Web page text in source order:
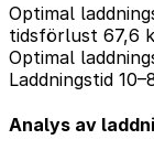
Optimal
tidsförlust 67,6
Optimal
Laddningstid
Analys av